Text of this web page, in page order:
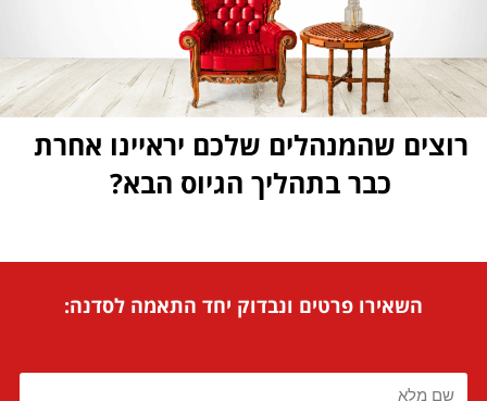
רוצים שהמנהלים שלכם יראיינו אחרת
כבר בתהליך הגיוס הבא?
השאירו פרטים ונבדוק יחד התאמה לסדנה: